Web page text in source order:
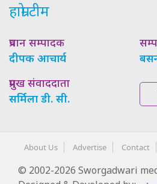
हाम्रो टीम
प्रधान सम्पादक
दीपक आचार्य
प्रमुख संवाददाता
सर्मिला डी. सी.
About Us Advertise Contact
© 2002-2026 Sworgadwari